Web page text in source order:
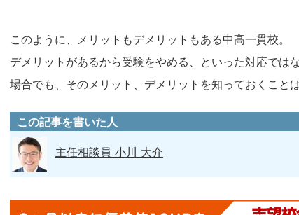
このように、メリットもデメリットもある中高一貫校。
デメリットがあるから受験をやめる、といった対応では
場合でも、そのメリット、デメリットを知っておくこと
この記事を書いた人
主任相談員 小川 大介